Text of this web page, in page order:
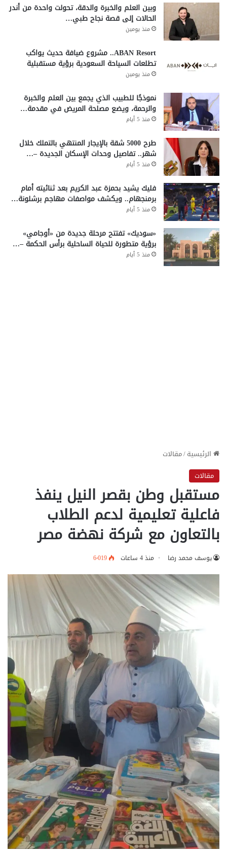
وبين العلم والخبرة والدقة، تحولت واحدة من أندر
الحالات إلى قصة نجاح طبي…
منذ يومين
ABAN Resort.. مشروع ضيافة حديث يواكب
تطلعات السياحة السعودية برؤية مستقبلية
منذ يومين
نموذجًا للطبيب الذي يجمع بين العلم والخبرة
والرحمة، ويضع مصلحة المريض في مقدمة…
منذ 5 أيام
طرح 5000 شقة بالإيجار المنتهي بالتملك خلال
شهر.. تفاصيل وحدات الإسكان الجديدة –…
منذ 5 أيام
فليك يشيد بحمزة عبد الكريم بعد ثنائيته أمام
برمنجهام.. ويكشف مواصفات مهاجم برشلونة…
منذ 5 أيام
«سوديك» تفتتح مرحلة جديدة من «أوجامي»
برؤية متطورة للحياة الساحلية برأس الحكمة –…
منذ 5 أيام